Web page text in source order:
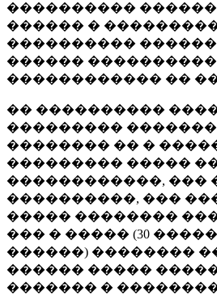
����������
������ �
����������
������
������������ ��
�� ����������
���������
�������� �� �
��������� �����
������������, ���
����������, ���
����� ��������
��� � ����� (30 �����
������) ��������
������ �����
������� �